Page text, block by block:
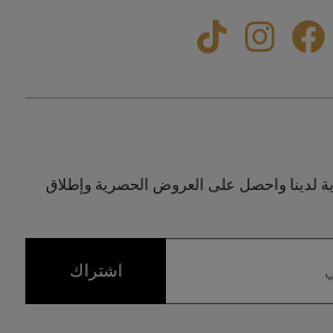
لدينا واحصل على العروض الحصرية وإطلاق
اشتراك